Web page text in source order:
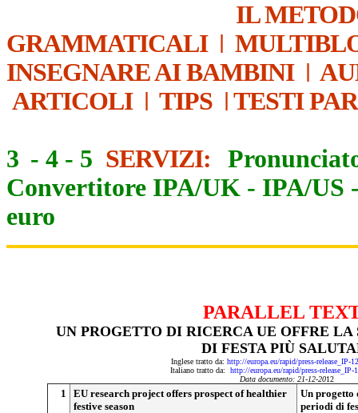
IL
GRAMMATICALI|
INSEGNARE AI BAMBINI|
ARTICOLI| TIPS | TESTI
3 - 4 - 5 SERVIZI:
Convertitore IPA/UK - IPA/US
euro
PARALLEL
UN PROGETTO DI RICERCA UE OFFRE
DI FESTA PIÙ
Inglese tratto da: http://europa.eu/rapid/press-release_IP-
Italiano tratto da: http://europa.eu/rapid/press-
Data documento: 21-12-2012
1
EU research project offers prospect of healthier
festive season
Un progetto
periodi di